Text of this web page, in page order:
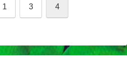
1 3 4